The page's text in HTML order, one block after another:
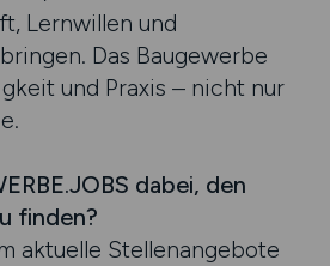
Lernwillen und
Das Baugewerbe
und Praxis – nicht nur
dabei, den
finden?
aktuelle Stellenangebote